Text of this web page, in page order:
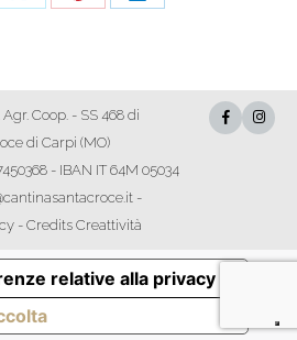
Share
Share
Share
Coop. - SS 468 di
di Carpi (MO)
- IBAN IT 64M 05034
-
- Credits Creattività
relative alla privacy